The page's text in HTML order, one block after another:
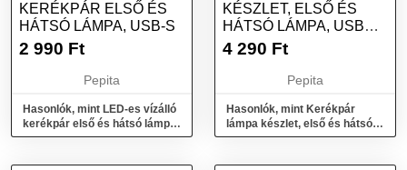
KERÉKPÁR ELSŐ ÉS
HÁTSÓ LÁMPA, USB-S
2 990 Ft
Pepita
Hasonlók, mint LED-es vízálló
kerékpár első és hátsó lámpa,
USB-s
KÉSZLET, ELSŐ ÉS
HÁTSÓ LÁMPA, USB
TÖLTÉS, FEKETE
4 290 Ft
Pepita
Hasonlók, mint Kerékpár
lámpa készlet, első és hátsó
lámpa, USB töltés, fekete